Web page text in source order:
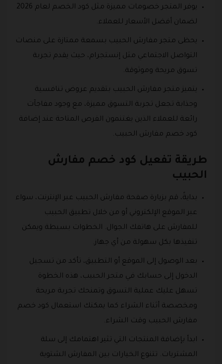
يوفر المتجر خصومات مميزة مثل كود الخصم لعام 2026
لضمان أفضل الأسعار للعملاء.
يحظى متجر مفارش الحبيب بسمعة ممتازة على منصات
التواصل الاجتماعي مثل إنستجرام، حيث يقدم تجربة
تسوق مريحة وموثوقة.
يتميز متجر مفارش الحبيب بتقديم عروض تنافسية
وجذابة تجعل تجربة التسوق مميزة، مع وجود مفاجآت
رائعة للعملاء الذين يغتنمون الفرص المتاحة عند إضافة
كود خصم مفارش الحبيب.
طريقة تفعيل كود خصم مفارش
الحبيب
بدايةً، قم بزيارة صفحة مفارش الحبيب عبر الإنترنت، سواء
عبر الموقع الإلكتروني أو من خلال تطبيق الحبيب
للمفارش على هاتفك الجوال. الخطوات بسيطة ويمكن
تنفيذها بكل سهولة من أي جهاز.
بعد الوصول إلى الموقع أو التطبيق، تأكد من تسجيل
الدخول إلى حسابك في متجر الحبيب، هذه الخطوة
تسهل عليك عملية التسوق وتمنحك تجربة مريحة
ومخصصة أثناء الشراء كما يمكنك استعمال كود خصم
مفارش الحبيب وقت الشراء.
ابدأ بإضافة المنتجات التي تثير اهتمامك إلى سلة
المشتريات. تتنوع الخيارات بين المفارش الشتوية